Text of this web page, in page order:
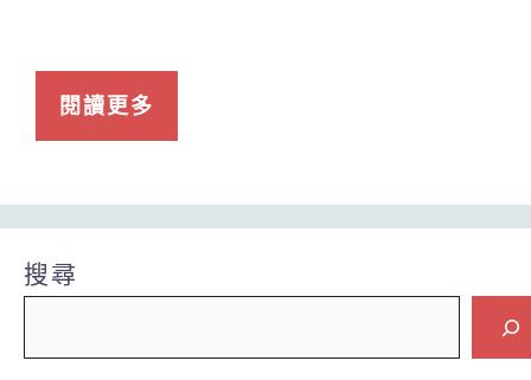
閱讀更多
搜尋